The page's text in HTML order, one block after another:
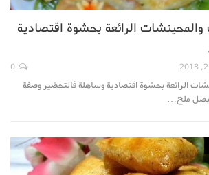
والمحينشات الرائعة بحشوة اقتصادية
الرائعة بحشوة اقتصادية وساهلة فالتحضير وصفة
بصل ملح…